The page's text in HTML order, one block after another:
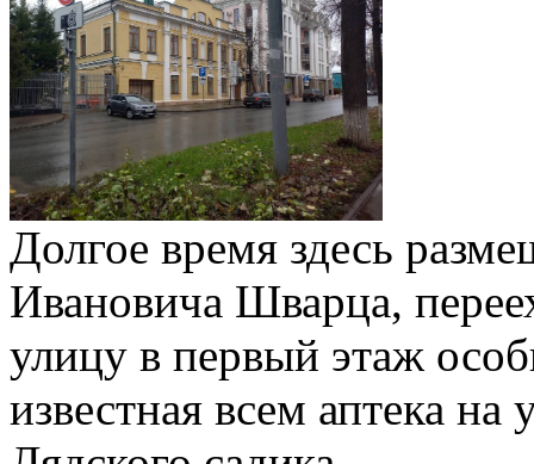
Долгое время здесь
Ивановича Шварца,
улицу в первый этаж
известная всем аптека на